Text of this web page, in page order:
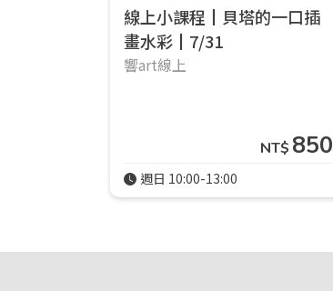
線上小課程┃貝塔的一口插
畫水彩┃7/31
響art線上
NT$ 850
週日 10:00-13:00